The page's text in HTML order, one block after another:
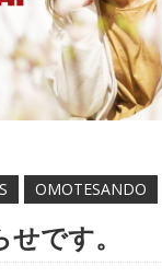
OMOTESANDO
です。